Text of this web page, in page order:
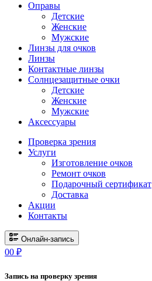
Оправы
Детские
Женские
Мужские
Линзы для очков
Линзы
Контактные линзы
Солнцезащитные очки
Детские
Женские
Мужские
Аксессуары
Проверка зрения
Услуги
Изготовление очков
Ремонт очков
Подарочный сертификат
Доставка
Акции
Контакты
Онлайн-запись
00 ₽
Запись на проверку зрения